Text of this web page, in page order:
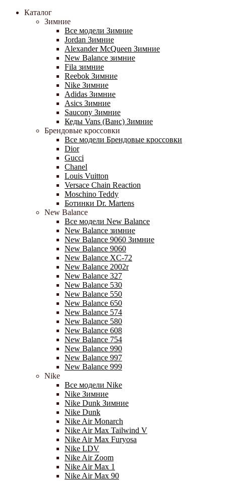
Каталог
Зимние
Все модели Зимние
Jordan Зимние
Alexander McQueen Зимние
New Balance зимние
Fila зимние
Reebok Зимние
Nike Зимние
Adidas Зимние
Asics Зимние
Saucony Зимние
Кеды Vans (Ванс) Зимние
Брендовые кроссовки
Все модели Брендовые кроссовки
Dior
Gucci
Chanel
Louis Vuitton
Versace Chain Reaction
Moschino Teddy
Ботинки Dr. Martens
New Balance
Все модели New Balance
New Balance зимние
New Balance 9060 Зимние
New Balance 9060
New Balance XC-72
New Balance 2002r
New Balance 327
New Balance 530
New Balance 550
New Balance 650
New Balance 574
New Balance 580
New Balance 608
New Balance 754
New Balance 990
New Balance 997
New Balance 999
Nike
Все модели Nike
Nike Зимние
Nike Dunk Зимние
Nike Dunk
Nike Air Monarch
Nike Air Max Tailwind V
Nike Air Max Furyosa
Nike LDV
Nike Air Zoom
Nike Air Max 1
Nike Air Max 90